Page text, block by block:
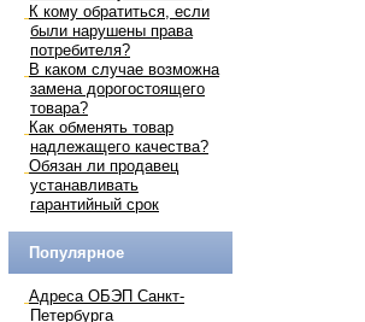
К кому обратиться, если
были нарушены права
потребителя?
В каком случае возможна
замена дорогостоящего
товара?
Как обменять товар
надлежащего качества?
Обязан ли продавец
устанавливать
гарантийный срок
Популярное
Адреса ОБЭП Санкт-
Петербурга